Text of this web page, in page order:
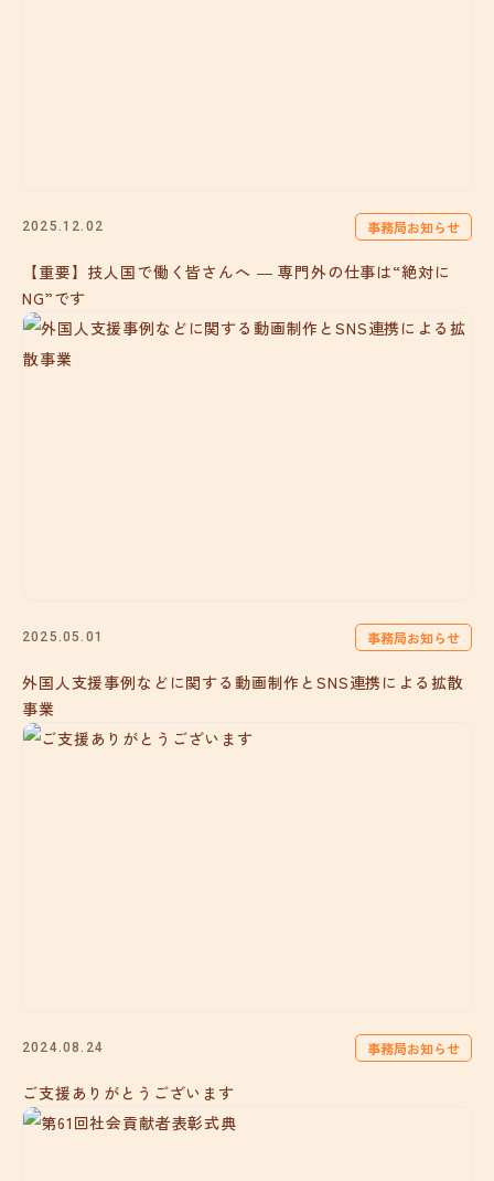
2025.12.02 事務局お知らせ
【重要】技人国で働く皆さんへ ― 専門外の仕事は“絶対に
NG”です
2025.05.01 事務局お知らせ
外国人支援事例などに関する動画制作とSNS連携による拡散
事業
2024.08.24 事務局お知らせ
ご支援ありがとうございます